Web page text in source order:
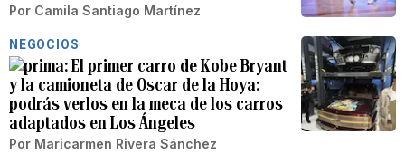
Por Camila Santiago Martínez
NEGOCIOS
El primer carro de Kobe Bryant
y la camioneta de Oscar de la Hoya:
podrás verlos en la meca de los carros
adaptados en Los Ángeles
Por Maricarmen Rivera Sánchez